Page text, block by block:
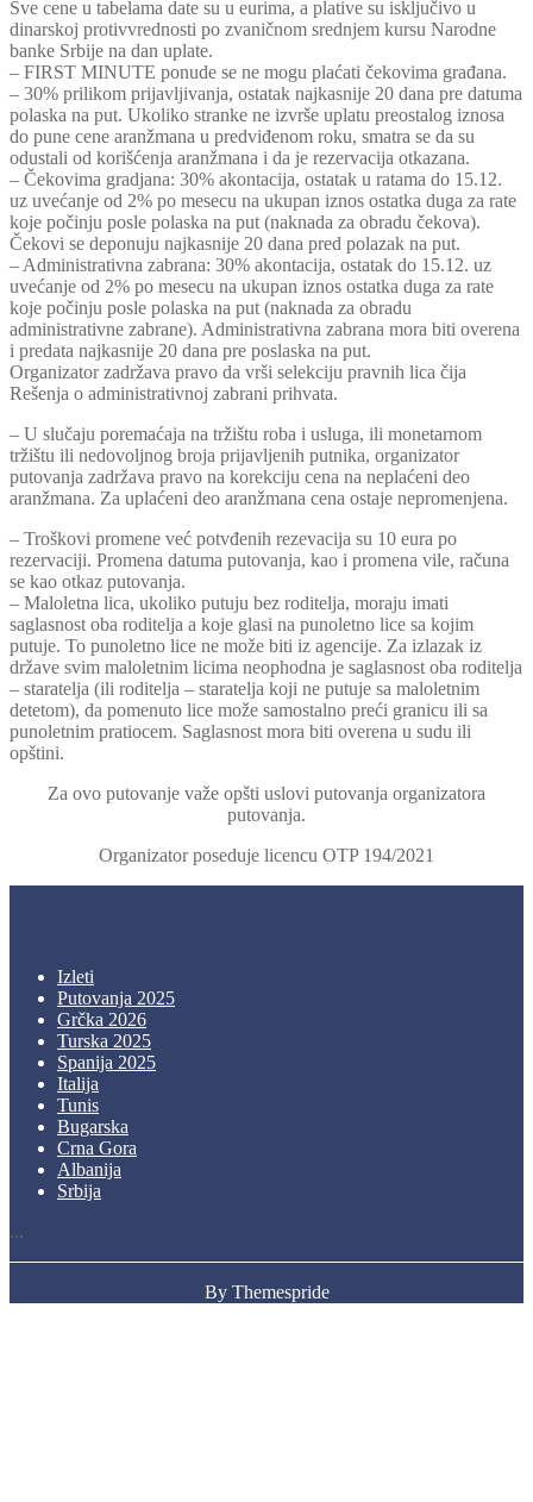
Sve cene u tabelama date su u eurima, a plative su isključivo u
dinarskoj protivvrednosti po zvaničnom srednjem kursu Narodne
banke Srbije na dan uplate.
– FIRST MINUTE ponude se ne mogu plaćati čekovima građana.
– 30% prilikom prijavljivanja, ostatak najkasnije 20 dana pre datuma
polaska na put. Ukoliko stranke ne izvrše uplatu preostalog iznosa
do pune cene aranžmana u predviđenom roku, smatra se da su
odustali od korišćenja aranžmana i da je rezervacija otkazana.
– Čekovima gradjana: 30% akontacija, ostatak u ratama do 15.12.
uz uvećanje od 2% po mesecu na ukupan iznos ostatka duga za rate
koje počinju posle polaska na put (naknada za obradu čekova).
Čekovi se deponuju najkasnije 20 dana pred polazak na put.
– Administrativna zabrana: 30% akontacija, ostatak do 15.12. uz
uvećanje od 2% po mesecu na ukupan iznos ostatka duga za rate
koje počinju posle polaska na put (naknada za obradu
administrativne zabrane). Administrativna zabrana mora biti overena
i predata najkasnije 20 dana pre poslaska na put.
Organizator zadržava pravo da vrši selekciju pravnih lica čija
Rešenja o administrativnoj zabrani prihvata.
– U slučaju poremaćaja na tržištu roba i usluga, ili monetarnom
tržištu ili nedovoljnog broja prijavljenih putnika, organizator
putovanja zadržava pravo na korekciju cena na neplaćeni deo
aranžmana. Za uplaćeni deo aranžmana cena ostaje nepromenjena.
– Troškovi promene već potvđenih rezevacija su 10 eura po
rezervaciji. Promena datuma putovanja, kao i promena vile, računa
se kao otkaz putovanja.
– Maloletna lica, ukoliko putuju bez roditelja, moraju imati
saglasnost oba roditelja a koje glasi na punoletno lice sa kojim
putuje. To punoletno lice ne može biti iz agencije. Za izlazak iz
države svim maloletnim licima neophodna je saglasnost oba roditelja
– staratelja (ili roditelja – staratelja koji ne putuje sa maloletnim
detetom), da pomenuto lice može samostalno preći granicu ili sa
punoletnim pratiocem. Saglasnost mora biti overena u sudu ili
opštini.
Za ovo putovanje važe opšti uslovi putovanja organizatora
putovanja.
Organizator poseduje licencu OTP 194/2021
Izleti
Putovanja 2025
Grčka 2026
Turska 2025
Spanija 2025
Italija
Tunis
Bugarska
Crna Gora
Albanija
Srbija
...
By Themespride